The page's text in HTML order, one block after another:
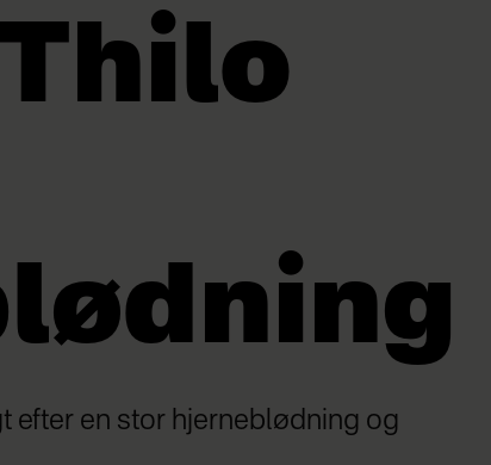
efter en stor hjerneblødning og